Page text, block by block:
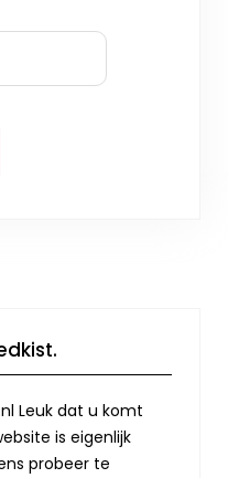
Leuk dat u komt
is eigenlijk
probeer te